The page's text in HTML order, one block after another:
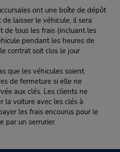
ont une boîte de dépôt
laisser le véhicule, il sera
de tous les frais (incluant les
pendant les heures de
contrat soit clos le jour
que les véhicules soient
de fermeture si elle ne
aux clés. Les clients ne
la voiture avec les clés à
les frais encourus pour le
par un serrurier.